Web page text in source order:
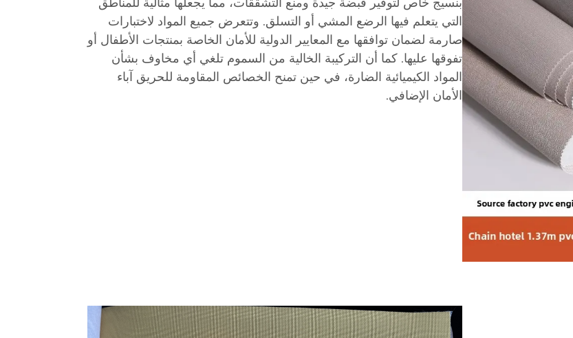
التي يتعلم فيها الرضع المشي أو التسلق. وتتعرض جميع المواد لاختبارات
صارمة لضمان توافقها مع المعايير الدولية للأمان الخاصة بمنتجات الأطفال أو
تفوقها عليها. كما أن التركيبة الخالية من السموم تلغي أي مخاوف بشأن
المواد الكيميائية الضارة، في حين تمنح الخصائص المقاومة للحريق آباء
الأمان الإضافي.